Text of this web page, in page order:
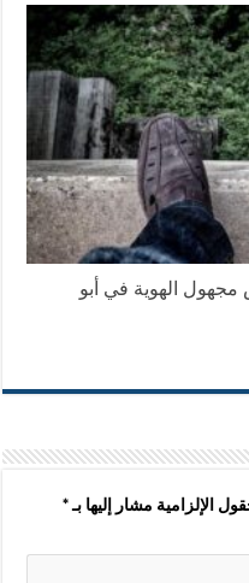
الهوية في أبو
الإلزامية مشار إليها بـ*